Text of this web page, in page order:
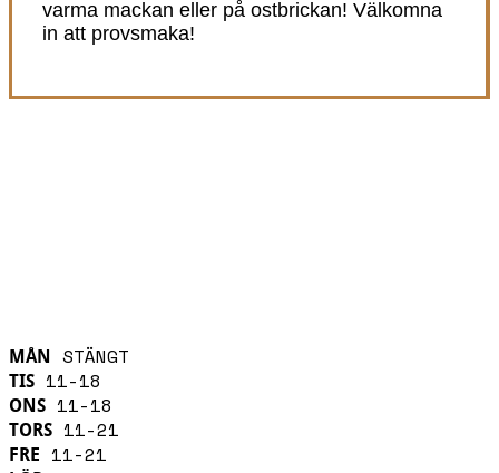
varma mackan eller på ostbrickan! Välkomna
in att provsmaka!
MÅN STÄNGT
TIS 11-18
ONS 11-18
TORS 11-21
FRE 11-21